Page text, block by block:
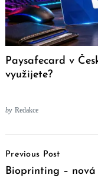
Paysafecard v
využijete?
by Redakce
Navigation
Previous Post
Bioprinting – nová